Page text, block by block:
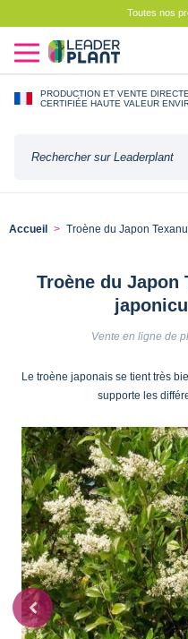
Toutes nos
PRODUCTION ET VENTE
CERTIFIÉE HAUTE VALEUR
Accueil Troène du Japon
Troène du Japon
Vente en ligne de
Le troène japonais se tient très
supporte les